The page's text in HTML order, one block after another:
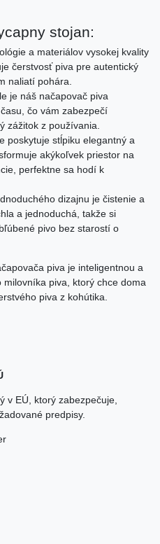
stojan:
a materiálov vysokej kvality
čerstvosť piva pre autentický
naliatí pohára.
je náš načapovač piva
čo vám zabezpečí
zážitok z používania.
poskytuje stĺpiku elegantný a
akýkoľvek priestor na
perfektne sa hodí k
dizajnu je čistenie a
a jednoduchá, takže si
pivo bez starostí o
piva je inteligentnou a
piva, ktorý chce doma
piva z kohútika.
v EÚ, ktorý zabezpečuje,
predpisy.